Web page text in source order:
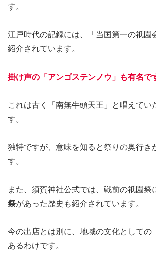
す。
江戸時代の記録には、「当国第一の祇園
紹介されています。
掛け声の「アンゴステンノウ」も有名で
これは古く「南無牛頭天王」と唱えてい
す。
独特ですが、意味を知ると祭りの奥行き
す。
また、須賀神社公式では、戦前の祇園祭
祭があった歴史も紹介されています。
今の出店とは別に、地域の文化としての
あるわけです。